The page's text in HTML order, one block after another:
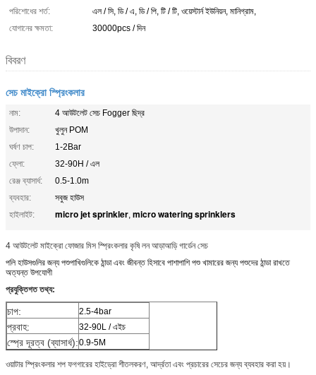
পরিশোধের শর্ত:
এল / সি, ডি / এ, ডি / পি, টি / টি, ওয়েস্টার্ন ইউনিয়ন, মানিগ্রাম,
যোগানের ক্ষমতা:
30000pcs / দিন
বিবরণ
সেচ মাইক্রো স্প্রিংকলার
নাম:
4 আউটলেট সেচ Fogger ছিদ্র
উপাদান:
খুলুন POM
ঘর্ষণ চাপ:
1-2Bar
ফ্লো:
32-90H / এল
রেঞ্জ ব্যাসার্ধ:
0.5-1.0m
ব্যবহার:
সবুজ হাউস
হাইলাইট:
micro jet sprinkler, micro watering sprinklers
4 আউটলেট মাইক্রো ফোজার মিস স্প্রিংকলার কৃষি লন আড়াআড়ি গার্ডেন সেচ
পলি হাউসগুলির জন্য পশুপাখিগুলিকে ঠান্ডা এবং জীবন্ত হিসাবে পাশাপাশি পশু খামারের জন্য পশুদের ঠান্ডা রাখতে
অত্যন্ত উপযোগী
প্রযুক্তিগত তথ্য:
চাপ: 2.5-4bar
প্রবাহ: 32-90L / এইচ
স্প্রে দূরত্ব (ব্যাসার্ধ):0.9-5M
ওয়াটার স্প্রিংকলার শপ ফগগারের হাইড্রো শীতলকরণ, আর্দ্রতা এবং প্রচারের সেচের জন্য ব্যবহার করা হয়।